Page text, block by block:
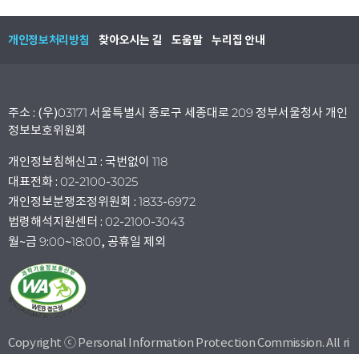
개인정보처리방침 찾아오시는 길 도움말 누리집 안내
주소 : (우)03171 서울특별시 종로구 세종대로 209 정부서울청사 개인
정보보호위원회
개인정보침해신고 : 국번없이 118
대표전화 : 02-2100-3025
개인정보분쟁조정위원회 : 1833-6972
법령해석지원센터 : 02-2100-3043
월~금 9:00~18:00, 공휴일 제외
Copyright ⓒ Personal Information Protection Commission. All ri